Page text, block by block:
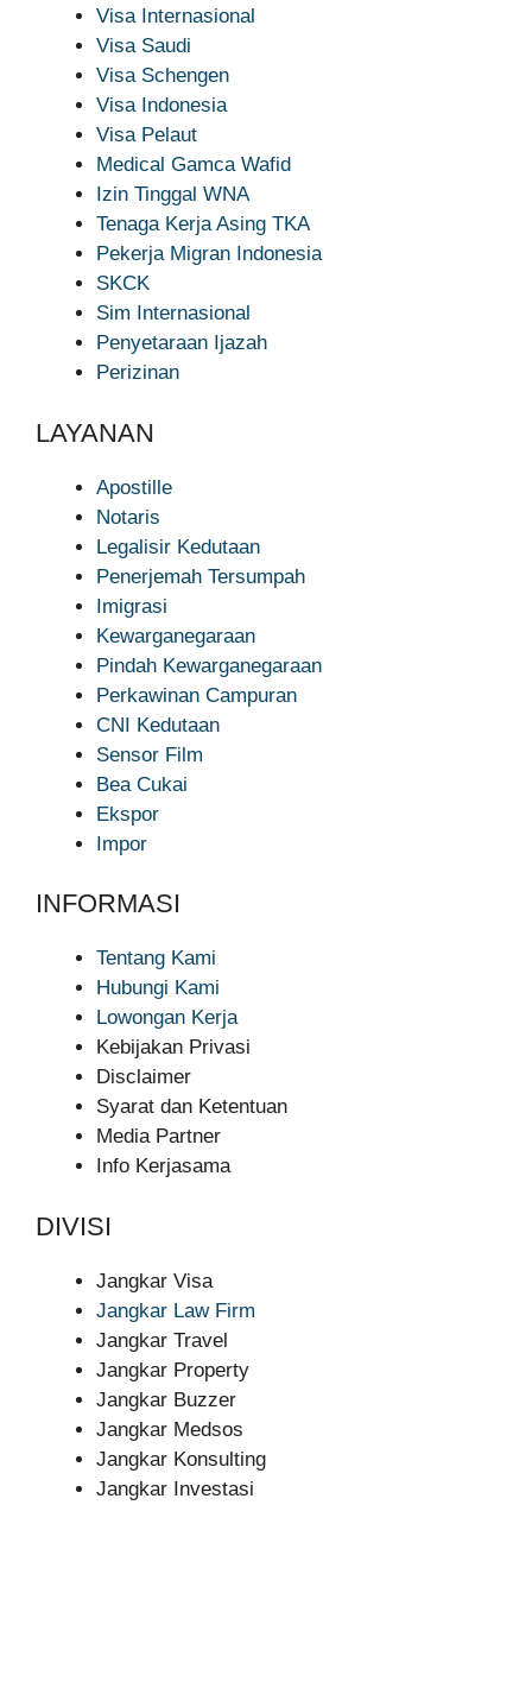
Visa Internasional
Visa Saudi
Visa Schengen
Visa Indonesia
Visa Pelaut
Medical Gamca Wafid
Izin Tinggal WNA
Tenaga Kerja Asing TKA
Pekerja Migran Indonesia
SKCK
Sim Internasional
Penyetaraan Ijazah
Perizinan
LAYANAN
Apostille
Notaris
Legalisir Kedutaan
Penerjemah Tersumpah
Imigrasi
Kewarganegaraan
Pindah Kewarganegaraan
Perkawinan Campuran
CNI Kedutaan
Sensor Film
Bea Cukai
Ekspor
Impor
INFORMASI
Tentang Kami
Hubungi Kami
Lowongan Kerja
Kebijakan Privasi
Disclaimer
Syarat dan Ketentuan
Media Partner
Info Kerjasama
DIVISI
Jangkar Visa
Jangkar Law Firm
Jangkar Travel
Jangkar Property
Jangkar Buzzer
Jangkar Medsos
Jangkar Konsulting
Jangkar Investasi